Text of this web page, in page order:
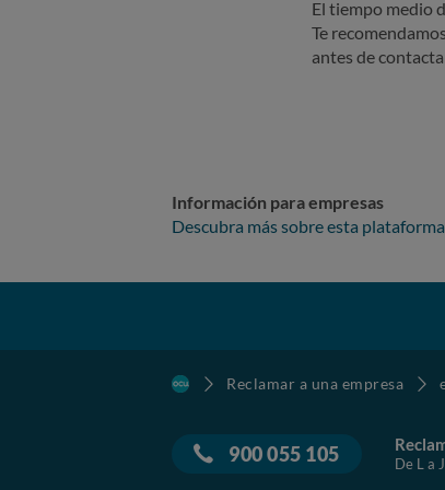
El tiempo medio
Te
antes de
Información para empresas
Descubra más sobre esta plataforma
Reclamar a una empresa
900 055 105 De L a